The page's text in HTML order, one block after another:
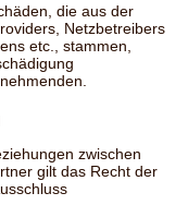
die aus der
Netzbetreibers
etc., stammen,
zwischen
gilt das Recht der